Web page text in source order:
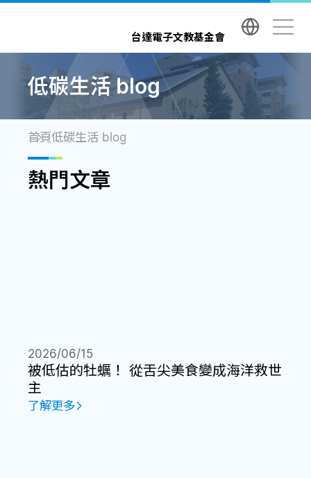
台達電子文教基金會
低碳生活 blog
首頁低碳生活 blog
熱門文章
被低估的牡蠣！ 從舌尖美食變成海洋救世
主
2026/06/15
了解更多